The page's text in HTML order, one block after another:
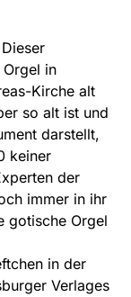
in
Kirche alt
so alt ist und
darstellt,
keiner
der
immer in ihr
gotische Orgel
in der
Verlages